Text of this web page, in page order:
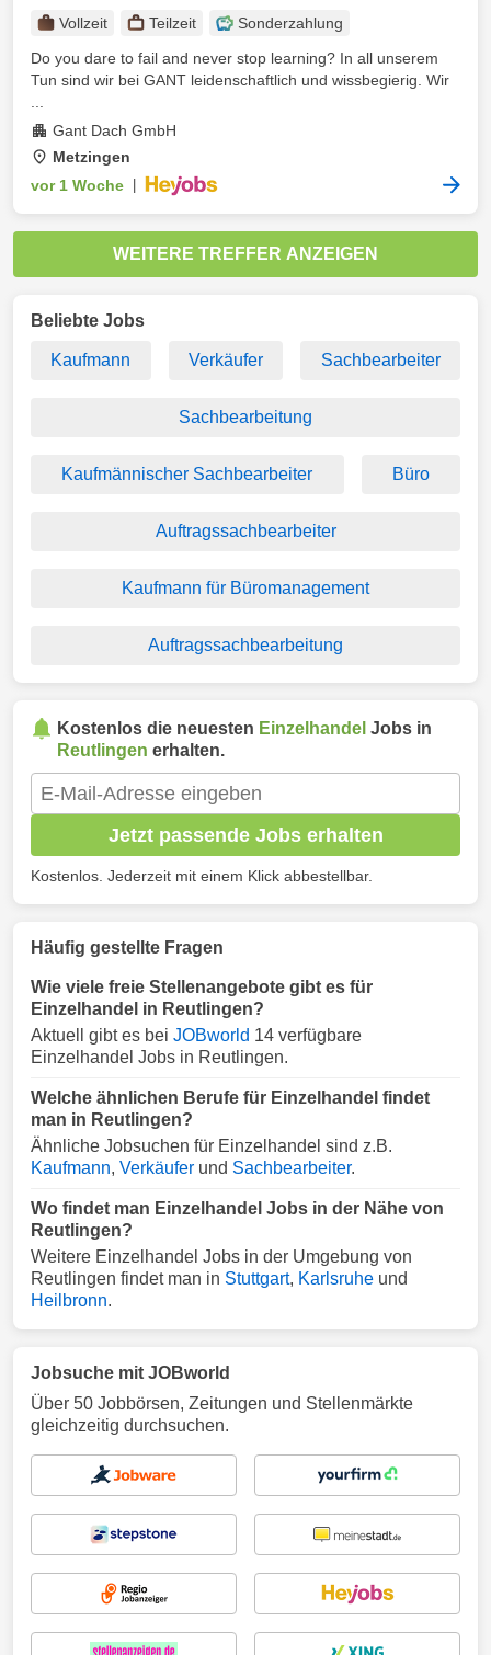
Vollzeit Teilzeit
Sonderzahlung
Do you dare to fail and never stop learning? In all unserem
Tun sind wir bei GANT leidenschaftlich und wissbegierig. Wir
Gant Dach GmbH
Metzingen
vor 1 Woche
WEITERE TREFFER ANZEIGEN
Beliebte Jobs
Kaufmann Verkäufer Sachbearbeiter
Sachbearbeitung
Kaufmännischer Sachbearbeiter Büro
Auftragssachbearbeiter
Kaufmann für Büromanagement
Auftragssachbearbeitung
Kostenlos die neuesten Einzelhandel Jobs in
Reutlingen erhalten.
Jetzt passende Jobs erhalten
Kostenlos. Jederzeit mit einem Klick abbestellbar.
Häufig gestellte Fragen
Wie viele freie Stellenangebote gibt es für
Einzelhandel in Reutlingen?
Aktuell gibt es bei JOBworld 14 verfügbare
Einzelhandel Jobs in Reutlingen.
Welche ähnlichen Berufe für Einzelhandel findet
man in Reutlingen?
Ähnliche Jobsuchen für Einzelhandel sind z.B.
Kaufmann, Verkäufer und Sachbearbeiter.
Wo findet man Einzelhandel Jobs in der Nähe von
Reutlingen?
Weitere Einzelhandel Jobs in der Umgebung von
Reutlingen findet man in Stuttgart, Karlsruhe und
Heilbronn.
Jobsuche mit JOBworld
Über 50 Jobbörsen, Zeitungen und Stellenmärkte
gleichzeitig durchsuchen.